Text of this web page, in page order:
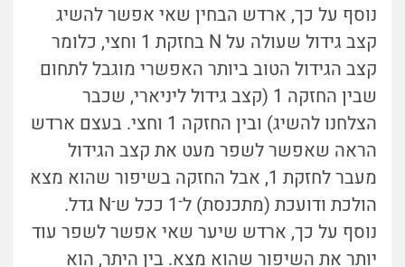
נוסף על כך, ארדש הבחין שאי אפשר להשיג
קצב גידול שעולה על N בחזקת 1 וחצי, כלומר
קצב הגידול הטוב ביותר האפשרי מוגבל לתחום
שבין החזקה 1 (קצב גידול ליניארי, שכבר
הצלחנו להשיג) ובין החזקה 1 וחצי. בעצם
ארדש
הראה שאפשר לשפר מעט את קצב הגידול
מעבר לחזקת 1, אבל החזקה בשיפור שהוא מצא
הולכת ודועכת (מתכנסת) ל־1 ככל ש־N גדל.
נוסף על כך, ארדש שיער שאי אפשר לשפר עוד
יותר את השיפור שהוא מצא. בין היתר, הוא